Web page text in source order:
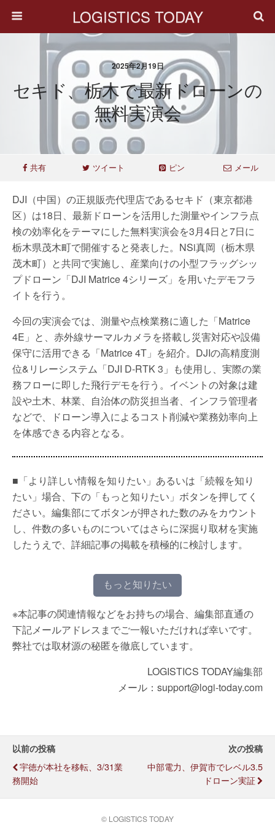
LOGISTICS TODAY
2025年2月19日
セキド、栃木で最新ドローンの
無料実演会
共有 ツイート ピン メール
DJI（中国）の正規販売代理店であるセキド（東京都港
区）は18日、最新ドローンを活用した測量やインフラ点
検の効率化をテーマにした無料実演会を3月4日と7日に
栃木県茂木町で開催すると発表した。NSi真岡（栃木県
茂木町）と共同で実施し、産業向けの小型フラッグシッ
プドローン「DJI Matrice 4シリーズ」を用いたデモフラ
イトを行う。
今回の実演会では、測量や点検業務に適した「Matrice
4E」と、赤外線サーマルカメラを搭載し災害対応や設備
保守に活用できる「Matrice 4T」を紹介。DJIの高精度測
位&リレーシステム「DJI D-RTK 3」も使用し、実際の業
務フローに即した飛行デモを行う。イベントの対象は建
設や土木、林業、自治体の防災担当者、インフラ管理者
などで、ドローン導入によるコスト削減や業務効率向上
を体感できる内容となる。
■「より詳しい情報を知りたい」あるいは「続報を知り
たい」場合、下の「もっと知りたい」ボタンを押してく
ださい。編集部にてボタンが押された数のみをカウント
し、件数の多いものについてはさらに深掘り取材を実施
したうえで、詳細記事の掲載を積極的に検討します。
もっと知りたい
※本記事の関連情報などをお持ちの場合、編集部直通の
下記メールアドレスまでご一報いただければ幸いです。
弊社では取材源の秘匿を徹底しています。
LOGISTICS TODAY編集部
メール：support@logi-today.com
以前の投稿
宇徳が本社を移転、3/31業
務開始
次の投稿
中部電力、伊賀市でレベル3.5
ドローン実証
© LOGISTICS TODAY